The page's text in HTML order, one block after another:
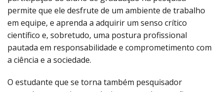
permite que ele desfrute de um ambiente de trabalho
em equipe, e aprenda a adquirir um senso crítico
científico e, sobretudo, uma postura profissional
pautada em responsabilidade e comprometimento com
a ciência e a sociedade.
O estudante que se torna também pesquisador